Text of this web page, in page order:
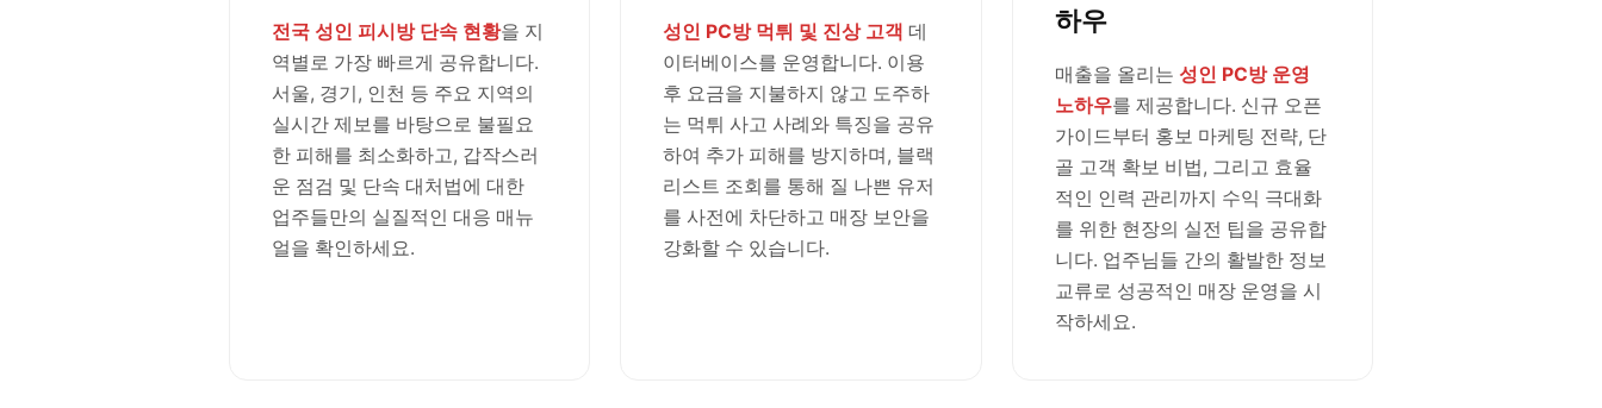
전국 성인 피시방 단속 현황을 지
역별로 가장 빠르게 공유합니다.
서울, 경기, 인천 등 주요 지역의
실시간 제보를 바탕으로 불필요
한 피해를 최소화하고, 갑작스러
운 점검 및 단속 대처법에 대한
업주들만의 실질적인 대응 매뉴
얼을 확인하세요.
성인 PC방 먹튀 및 진상 고객 데
이터베이스를 운영합니다. 이용
후 요금을 지불하지 않고 도주하
는 먹튀 사고 사례와 특징을 공유
하여 추가 피해를 방지하며, 블랙
리스트 조회를 통해 질 나쁜 유저
를 사전에 차단하고 매장 보안을
강화할 수 있습니다.
하우
매출을 올리는 성인 PC방 운영
노하우를 제공합니다. 신규 오픈
가이드부터 홍보 마케팅 전략, 단
골 고객 확보 비법, 그리고 효율
적인 인력 관리까지 수익 극대화
를 위한 현장의 실전 팁을 공유합
니다. 업주님들 간의 활발한 정보
교류로 성공적인 매장 운영을 시
작하세요.